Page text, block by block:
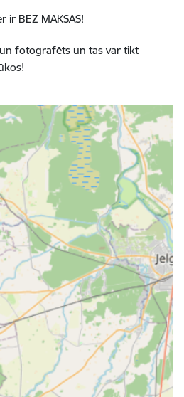
ir BEZ MAKSAS!
fotografēts un tas var tikt